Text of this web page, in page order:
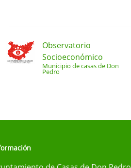
Observatorio
Socioeconómico
Municipio de casas de Don
Pedro